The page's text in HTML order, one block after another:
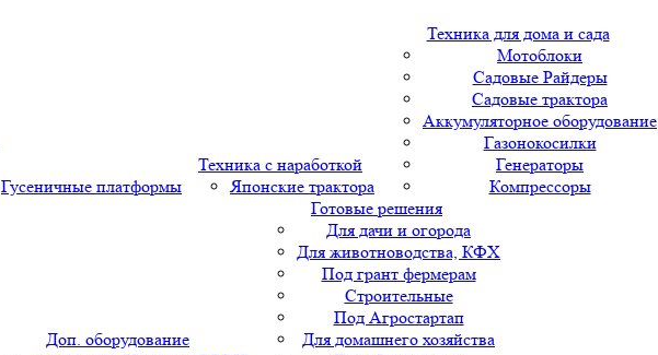
Гусеничные платформы
Техника с наработкой
Японские трактора
Техника для дома и сада
Мотоблоки
Садовые Райдеры
Садовые трактора
Аккумуляторное оборудование
Газонокосилки
Генераторы
Компрессоры
Доп. оборудование
Готовые решения
Для дачи и огорода
Для животноводства, КФХ
Под грант фермерам
Строительные
Под Агростартап
Для домашнего хозяйства